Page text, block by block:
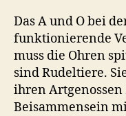
Das A und O bei
funktionierende
muss die Ohren
sind Rudeltiere.
ihren
Beisammensein